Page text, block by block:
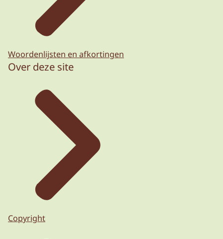
Woordenlijsten en afkortingen
Over deze site
Copyright